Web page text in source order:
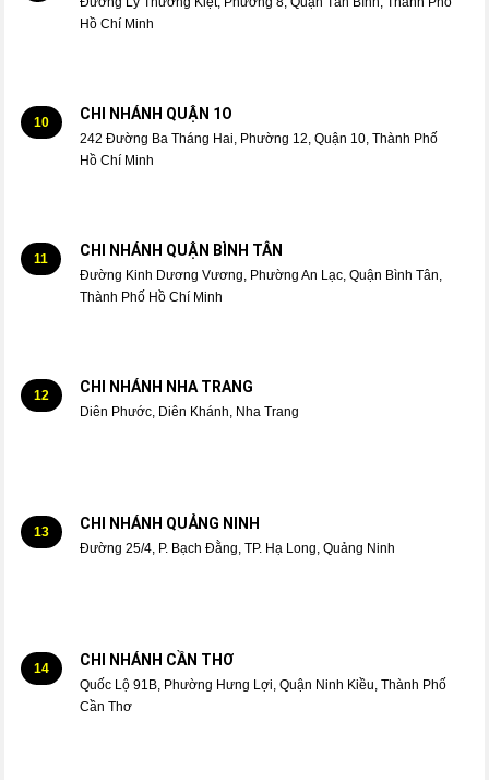
Hồ Chí Minh
10 CHI NHÁNH QUẬN 1O
242 Đường Ba Tháng Hai, Phường 12, Quận 10, Thành Phố
Hồ Chí Minh
11 CHI NHÁNH QUẬN BÌNH TÂN
Đường Kinh Dương Vương, Phường An Lạc, Quận Bình Tân,
Thành Phố Hồ Chí Minh
12 CHI NHÁNH NHA TRANG
Diên Phước, Diên Khánh, Nha Trang
13 CHI NHÁNH QUẢNG NINH
Đường 25/4, P. Bạch Đằng, TP. Hạ Long, Quảng Ninh
14 CHI NHÁNH CẦN THƠ
Quốc Lộ 91B, Phường Hưng Lợi, Quận Ninh Kiều, Thành Phố
Cần Thơ